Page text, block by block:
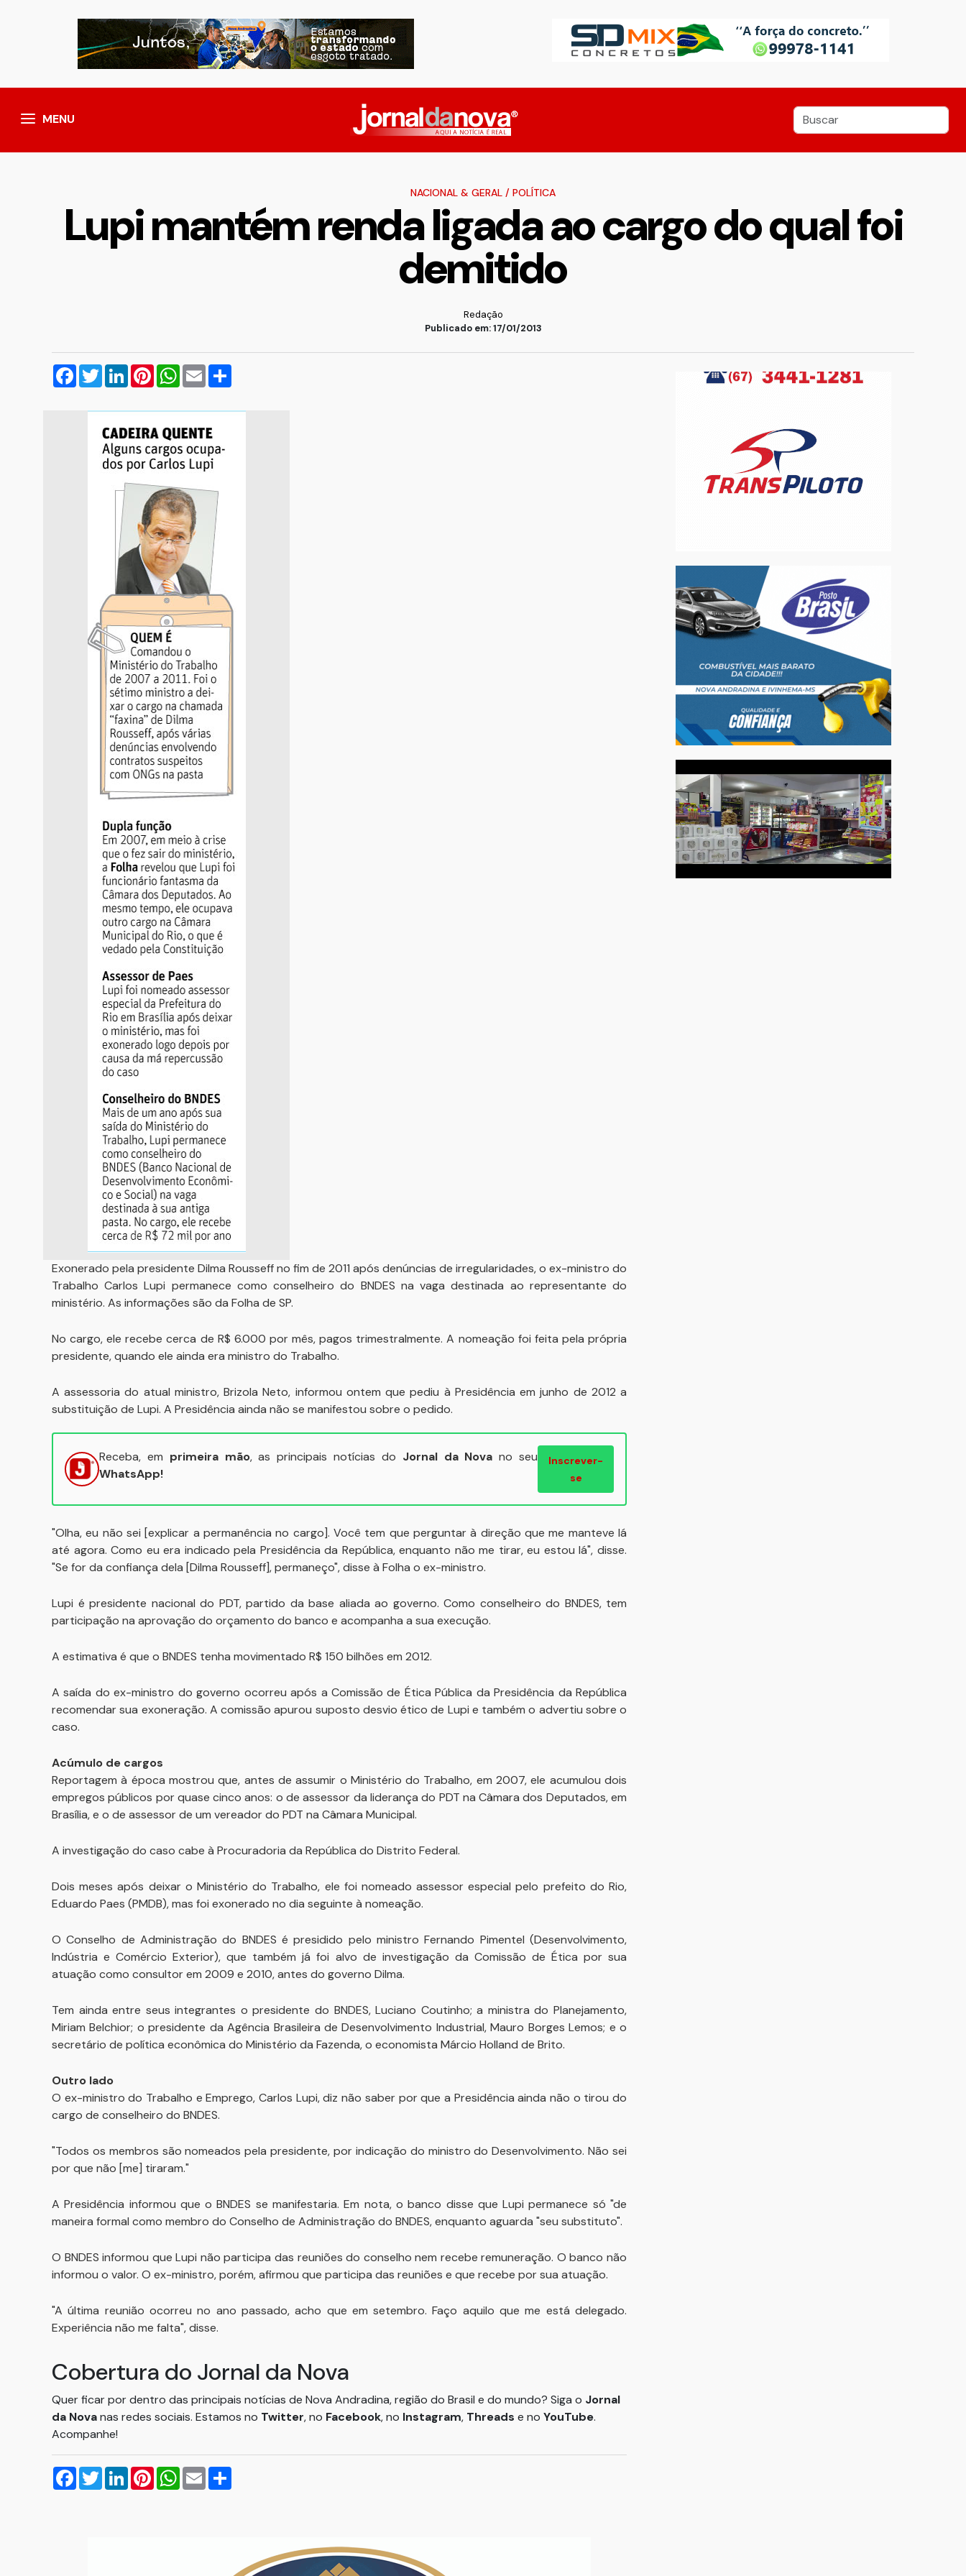
MENU
NACIONAL & GERAL / POLÍTICA
Lupi mantém renda ligada ao cargo do qual foi
demitido
Redação
Publicado em: 17/01/2013
Facebook
TwitterLinkedInPinterestWhatsApp
Email
Exonerado pela presidente Dilma Rousseff no fim de 2011 após denúncias de irregularidades, o ex-ministro do
Trabalho Carlos Lupi permanece como conselheiro do BNDES na vaga destinada ao representante do
ministério. As informações são da Folha de SP.
No cargo, ele recebe cerca de R$ 6.000 por mês, pagos trimestralmente. A nomeação foi feita pela própria
presidente, quando ele ainda era ministro do Trabalho.
A assessoria do atual ministro, Brizola Neto, informou ontem que pediu à Presidência em junho de 2012 a
substituição de Lupi. A Presidência ainda não se manifestou sobre o pedido.
Receba, em primeira mão, as principais notícias do Jornal da Nova no seu
WhatsApp!
Inscrever-
se
"Olha, eu não sei [explicar a permanência no cargo]. Você tem que perguntar à direção que me manteve lá
até agora. Como eu era indicado pela Presidência da República, enquanto não me tirar, eu estou lá", disse.
"Se for da confiança dela [Dilma Rousseff], permaneço", disse à Folha o ex-ministro.
Lupi é presidente nacional do PDT, partido da base aliada ao governo. Como conselheiro do BNDES, tem
participação na aprovação do orçamento do banco e acompanha a sua execução.
A estimativa é que o BNDES tenha movimentado R$ 150 bilhões em 2012.
A saída do ex-ministro do governo ocorreu após a Comissão de Ética Pública da Presidência da República
recomendar sua exoneração. A comissão apurou suposto desvio ético de Lupi e também o advertiu sobre o
caso.
Acúmulo de cargos
Reportagem à época mostrou que, antes de assumir o Ministério do Trabalho, em 2007, ele acumulou dois
empregos públicos por quase cinco anos: o de assessor da liderança do PDT na Câmara dos Deputados, em
Brasília, e o de assessor de um vereador do PDT na Câmara Municipal.
A investigação do caso cabe à Procuradoria da República do Distrito Federal.
Dois meses após deixar o Ministério do Trabalho, ele foi nomeado assessor especial pelo prefeito do Rio,
Eduardo Paes (PMDB), mas foi exonerado no dia seguinte à nomeação.
O Conselho de Administração do BNDES é presidido pelo ministro Fernando Pimentel (Desenvolvimento,
Indústria e Comércio Exterior), que também já foi alvo de investigação da Comissão de Ética por sua
atuação como consultor em 2009 e 2010, antes do governo Dilma.
Tem ainda entre seus integrantes o presidente do BNDES, Luciano Coutinho; a ministra do Planejamento,
Miriam Belchior; o presidente da Agência Brasileira de Desenvolvimento Industrial, Mauro Borges Lemos; e o
secretário de política econômica do Ministério da Fazenda, o economista Márcio Holland de Brito.
Outro lado
O ex-ministro do Trabalho e Emprego, Carlos Lupi, diz não saber por que a Presidência ainda não o tirou do
cargo de conselheiro do BNDES.
"Todos os membros são nomeados pela presidente, por indicação do ministro do Desenvolvimento. Não sei
por que não [me] tiraram."
A Presidência informou que o BNDES se manifestaria. Em nota, o banco disse que Lupi permanece só "de
maneira formal como membro do Conselho de Administração do BNDES, enquanto aguarda "seu substituto".
O BNDES informou que Lupi não participa das reuniões do conselho nem recebe remuneração. O banco não
informou o valor. O ex-ministro, porém, afirmou que participa das reuniões e que recebe por sua atuação.
"A última reunião ocorreu no ano passado, acho que em setembro. Faço aquilo que me está delegado.
Experiência não me falta", disse.
Cobertura do Jornal da Nova
Quer ficar por dentro das principais notícias de Nova Andradina, região do Brasil e do mundo? Siga o Jornal
da Novanas redes sociais. Estamos no Twitter, no Facebook, no Instagram, Threads e no YouTube.
Acompanhe!
Facebook
TwitterLinkedInPinterestWhatsApp
Email